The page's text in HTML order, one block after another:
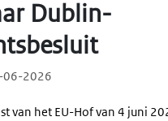
Dublin-
06-2026
van het EU-Hof van 4 juni